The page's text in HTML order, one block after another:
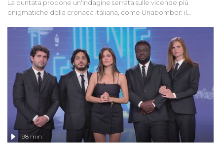
La puntata propone un'indagine serrata sulle vicende più
enigmatiche della cronaca italiana, come Unabomber: il
'90 e il 2000 che, inquietantemente, potrebbe essere ancora in
libertà. Lo speciale affronta inoltre le zone d'ombra sul Mostro di
Firenze, le cui responsabilità appaiono ancora oggi avvolte in un
groviglio di dubbi mai chiariti. Nel corso dello speciale anche
l'intervista inedita a Olindo Romano, realizzata ne...
198 min